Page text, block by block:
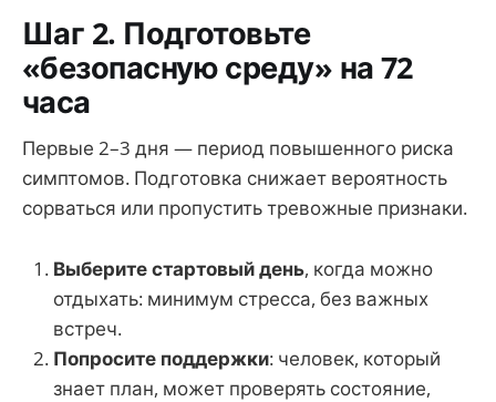
Шаг 2. Подготовьте
«безопасную среду» на 72
часа
Первые 2–3 дня — период повышенного риска
симптомов. Подготовка снижает вероятность
сорваться или пропустить тревожные признаки.
Выберите стартовый день, когда можно
отдыхать: минимум стресса, без важных
встреч.
Попросите поддержки: человек, который
знает план, может проверять состояние,